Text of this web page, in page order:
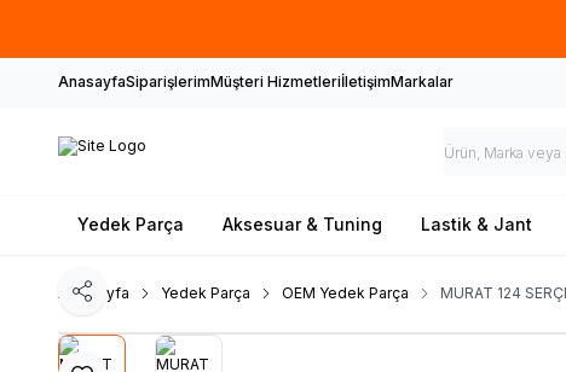
AnasayfaSiparişlerimMüşteri HizmetleriİletişimMarkalar
Yedek Parça Aksesuar & Tuning Lastik & Jant
Ana Sayfa Yedek Parça OEM Yedek Parça MURAT 124
Paylaş